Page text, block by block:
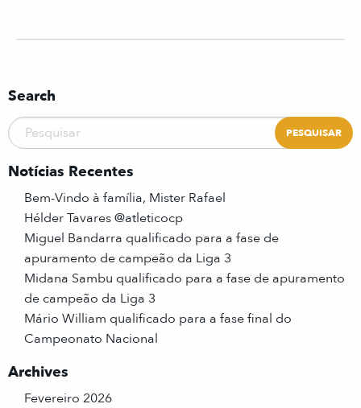
Search
Notícias Recentes
Bem-Vindo à família, Mister Rafael
Hélder Tavares @atleticocp
Miguel Bandarra qualificado para a fase de
apuramento de campeão da Liga 3
Midana Sambu qualificado para a fase de apuramento
de campeão da Liga 3
Mário William qualificado para a fase final do
Campeonato Nacional
Archives
Fevereiro 2026